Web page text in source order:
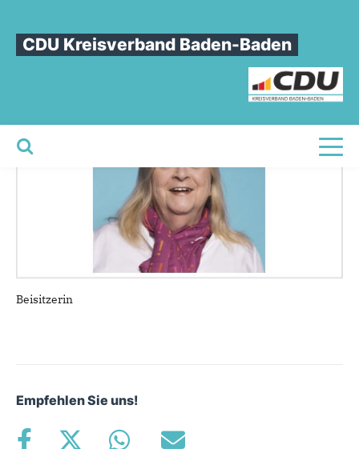
CDU Kreisverband Baden-Baden
Sie sind hier
IreneSeeger
Beisitzerin
Empfehlen Sie uns!